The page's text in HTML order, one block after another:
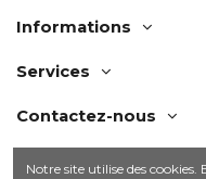
Informations
Services
Contactez-nous
Notre site utilise des